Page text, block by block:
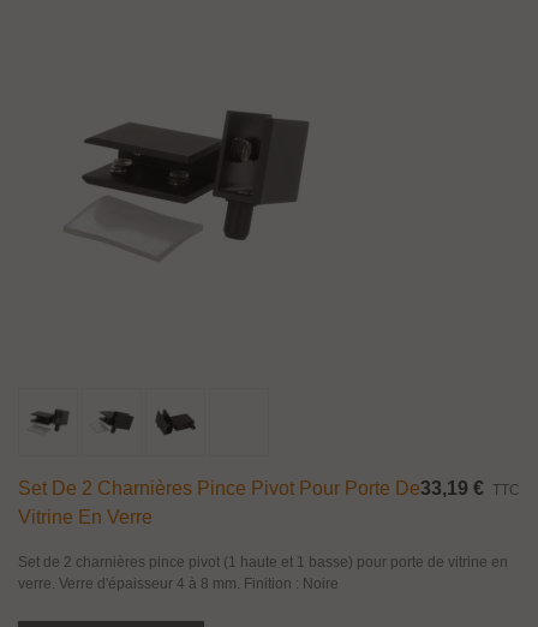
Set De 2 Charnières Pince Pivot Pour Porte De
Vitrine En Verre
33,19 € TTC
Set de 2 charnières pince pivot (1 haute et 1 basse) pour porte de vitrine en
verre. Verre d'épaisseur 4 à 8 mm. Finition : Noire